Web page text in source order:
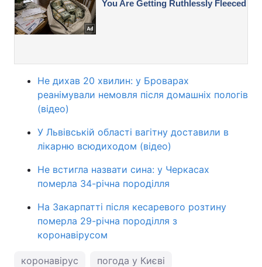
Не дихав 20 хвилин: у Броварах
реанімували немовля після домашніх пологів
(відео)
У Львівській області вагітну доставили в
лікарню всюдиходом (відео)
Не встигла назвати сина: у Черкасах
померла 34-річна породілля
На Закарпатті після кесаревого розтину
померла 29-річна породілля з
коронавірусом
коронавірус погода у Києві